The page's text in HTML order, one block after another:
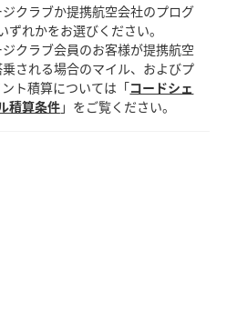
クラブか提携航空会社のプログ
ずれかをお選びください。
クラブ会員のお客様が提携航空
される場合のマイル、およびプ
ト積算については「コードシェ
積算条件」をご覧ください。